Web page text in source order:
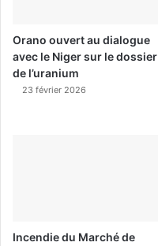
Orano ouvert au dialogue
avec le Niger sur le dossier
de l’uranium
23 février 2026
Incendie du Marché de